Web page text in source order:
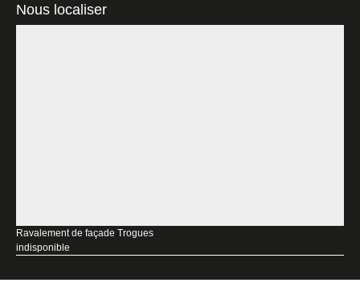
Nous localiser
Ravalement de façade Trogues
indisponible